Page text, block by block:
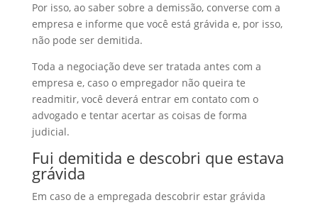
Por isso, ao saber sobre a demissão, converse com a
empresa e informe que você está grávida e, por isso,
não pode ser demitida.
Toda a negociação deve ser tratada antes com a
empresa e, caso o empregador não queira te
readmitir, você deverá entrar em contato com o
advogado e tentar acertar as coisas de forma
judicial.
Fui demitida e descobri que estava
grávida
Em caso de a empregada descobrir estar grávida